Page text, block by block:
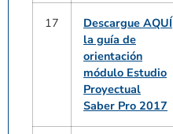
17
Descargue AQUÍ
la guía de
orientación
módulo Estudio
Proyectual
Saber Pro 2017